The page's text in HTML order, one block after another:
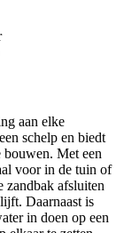
aan elke
schelp en biedt
bouwen. Met een
voor in de tuin of
zandbak afsluiten
Daarnaast is
in doen op een